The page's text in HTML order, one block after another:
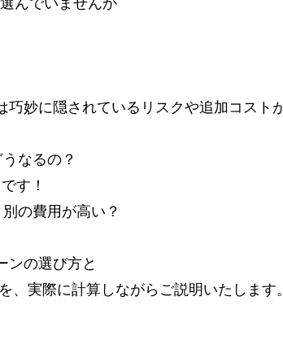
んでいませんか
妙に隠されているリスクや追加コスト
なるの？
す！
の費用が高い？
ンの選び方と
、実際に計算しながらご説明いたします。